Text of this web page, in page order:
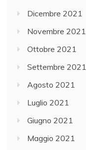
Dicembre 2021
Novembre 2021
Ottobre 2021
Settembre 2021
Agosto 2021
Luglio 2021
Giugno 2021
Maggio 2021